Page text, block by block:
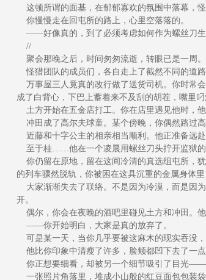
这顿所谓的面基，在郁郁寡欢的氛围中落幕，怪
你慢慢走在回屯所的路上，心里空落落的。
——好像真的，到了必须考虑如何作为螺丝刀生
//
聚会那晚之后，时间匆匆流逝，转眼已是一周。
怪猎团队的成员们，各自走上了截然不同的道
万事屋三人竟真的改行做了送货司机。你时常
成了白背心，下巴上蓄着来不及刮的胡茬，嘴里
土方开始在五金店打工。你在店里遇见他时，
冲田成了高尔夫球童。某个傍晚，你偶然路过
近藤和十字公主的相亲相当顺利。他正准备远
至于桂……他在一个凌晨用螺丝刀头拧开监狱的
你仍留在原地，留在这间冷清的真选组屯所，
的列车骤然脱轨，你被困在这具沉重的金属身体
大家渐渐失去了联络。不是因为冷漠，而是因
开。
偶尔，你会在夜晚的酒吧里碰见土方和冲田。
——你开始明白，大家是真的放弃了。
可是某一天，当你几乎要被这麻木的现实吞没
他比你印象中清瘦了许多，脸颊都凹下去了一
你正想要细看，却被另一个细节吸引了目光——
一张照片角落里，堆成小山般的红豆面包包装袋